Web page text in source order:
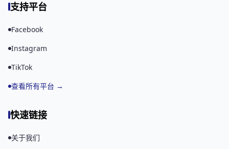
支持平台
Facebook
Instagram
TikTok
查看所有平台 →
快速链接
关于我们